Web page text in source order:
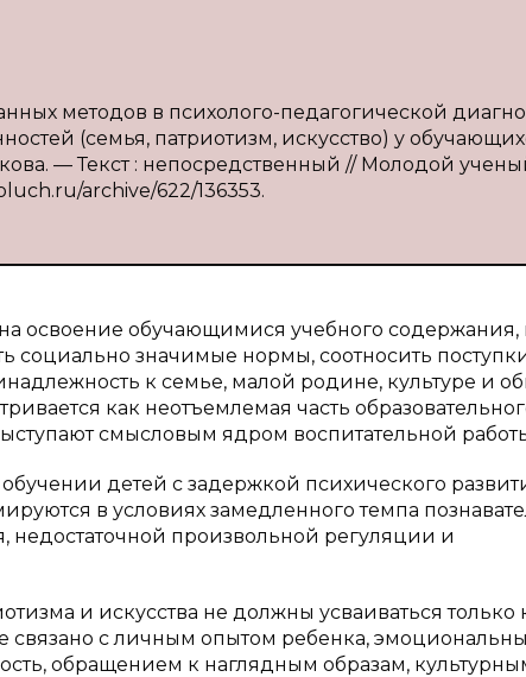
методов в психолого-педагогической
(семья, патриотизм, искусство) у
— Текст : непосредственный // Молодой
archive/622/136353.
освоение обучающимися учебного содержания,
значимые нормы, соотносить
к семье, малой родине, культуре и
как неотъемлемая часть
смысловым ядром воспитательной
детей с задержкой психического
в условиях замедленного темпа
недостаточной произвольной регуляции и
и искусства не должны усваиваться только
с личным опытом ребенка,
обращением к наглядным образам,